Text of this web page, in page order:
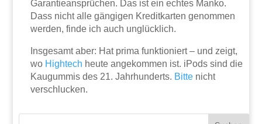
Garantieansprüchen. Das ist ein echtes Manko.
Dass nicht alle gängigen Kreditkarten genommen
werden, finde ich auch unglücklich.
Insgesamt aber: Hat prima funktioniert – und zeigt,
wo Hightech heute angekommen ist. iPods sind die
Kaugummis des 21. Jahrhunderts. Bitte nicht
verschlucken.